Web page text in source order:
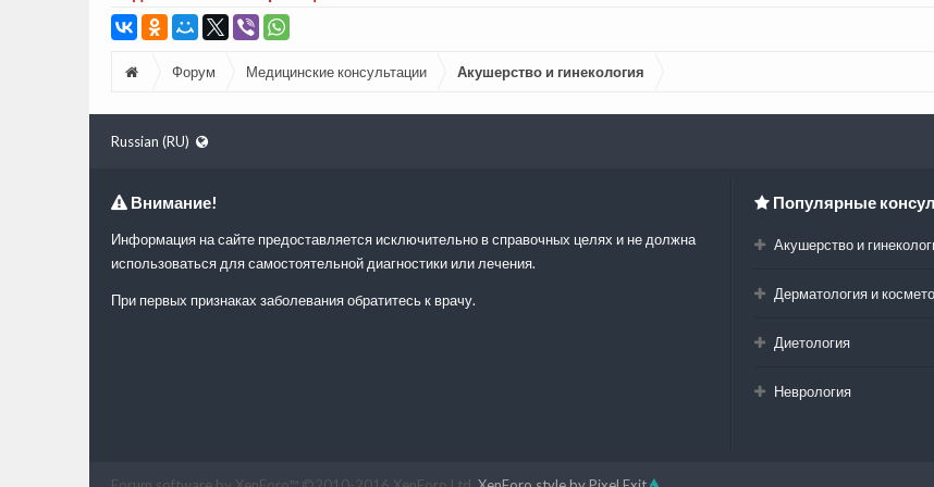
Форум Медицинские консультации Акушерство и гинекология
Russian (RU)
Внимание!
Информация на сайте предоставляется исключительно в справочных целях и не должна
использоваться для самостоятельной диагностики или лечения.
При первых признаках заболевания обратитесь к врачу.
Популярные
Акушерство и
Дерматология и
Диетология
Неврология